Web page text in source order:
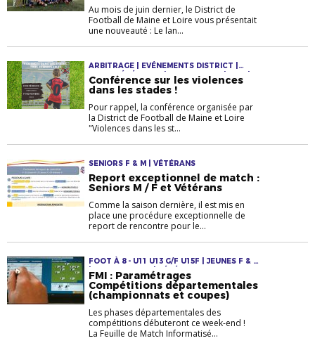
Au mois de juin dernier, le District de
Football de Maine et Loire vous présentait
une nouveauté : Le lan...
ARBITRAGE | EVÉNEMENTS DISTRICT |
INFOS GÉNÉRALES | JEUNES F & M | RSO |
SENIORS F & M | VÉTÉRANS
Conférence sur les violences
dans les stades !
Pour rappel, la conférence organisée par
la District de Football de Maine et Loire
"Violences dans les st...
SENIORS F & M | VÉTÉRANS
Report exceptionnel de match :
Seniors M / F et Vétérans
Comme la saison dernière, il est mis en
place une procédure exceptionnelle de
report de rencontre pour le...
FOOT À 8 - U11 U13 G/F U15F | JEUNES F & M
| SENIORS F & M | VÉTÉRANS
FMI : Paramétrages
Compétitions départementales
(championnats et coupes)
Les phases départementales des
compétitions débuteront ce week-end !
La Feuille de Match Informatisé...